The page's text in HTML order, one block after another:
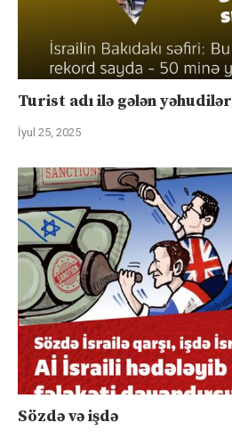
Turist adı ilə gələn yəhudilər
İyul 25, 2025
Sözdə və işdə